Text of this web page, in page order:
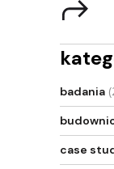
badania
case